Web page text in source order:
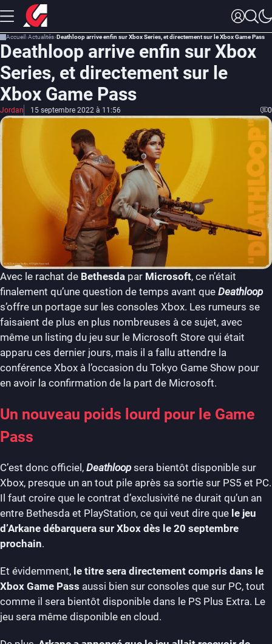
Accueil Actualités Deathloop arrive enfin sur Xbox Series, et directement sur le Xbox Game Pass
Deathloop arrive enfin sur Xbox
Series, et directement sur le
Xbox Game Pass
Jordan 15 septembre 2022 à 11:56 0
Avec le rachat de Bethesda par Microsoft, ce n’était
finalement qu’une question de temps avant que Deathloop
s’offre un portage sur les consoles Xbox. Les rumeurs se
faisaient de plus en plus nombreuses à ce sujet, avec
même un listing du jeu sur le Microsoft Store qui était
apparu ces dernier jours, mais il a fallu attendre la
conférence Xbox à l’occasion du Tokyo Game Show pour
en avoir la confirmation de la part de Microsoft.
Un nouveau poids lourd pour le Game
Pass
C’est donc officiel, Deathloopsera bientôt disponible sur
Xbox, presque un an tout pile après sa sortie sur PS5 et PC.
Il faut croire que le contrat d’exclusivité ne durait qu’un an
entre Bethesda et PlayStation, ce qui veut dire que le jeu
d’Arkane débarquera sur Xbox dès le 20 septembre
prochain.
Et évidemment, le titre sera directement compris dans le
Xbox Game Pass aussi bien sur consoles que sur PC, tout
comme il sera bientôt disponible dans le PS Plus Extra. Le
jeu sera même disponible en cloud.